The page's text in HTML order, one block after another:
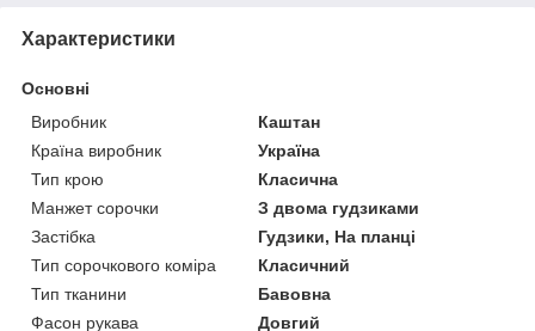
Характеристики
Основні
Виробник
Каштан
Країна виробник
Україна
Тип крою
Класична
Манжет сорочки
З двома гудзиками
Застібка
Гудзики, На планці
Тип сорочкового коміра
Класичний
Тип тканини
Бавовна
Фасон рукава
Довгий